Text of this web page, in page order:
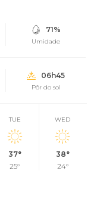
71%
Umidade
06h45
Pôr do sol
TUE
37°
25°
WED
38°
24°